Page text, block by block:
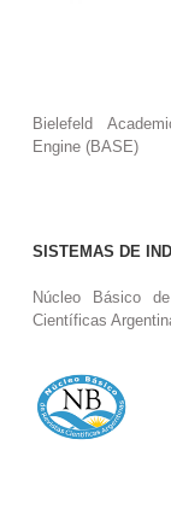
Bielefeld
Engine (BASE)
SISTEMAS DE
Núcleo Básico
Científicas